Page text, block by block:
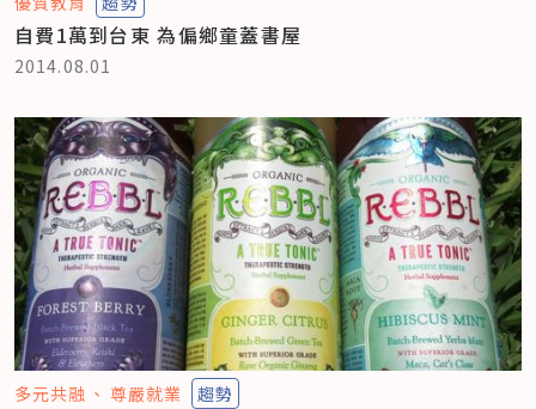
自費1萬到台東 為偏鄉童蓋書屋
2014.08.01
多元共融 尊嚴就業 趨勢